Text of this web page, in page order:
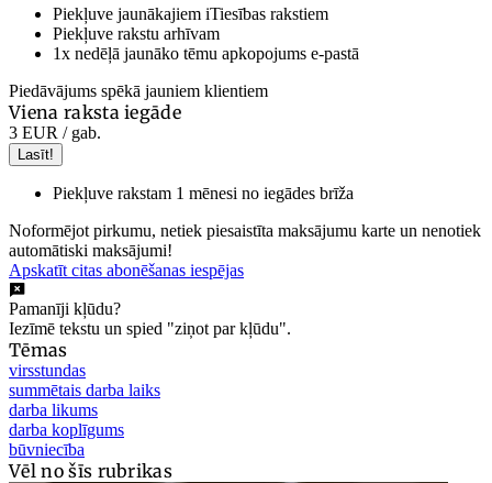
Piekļuve jaunākajiem iTiesības rakstiem
Piekļuve rakstu arhīvam
1x nedēļā jaunāko tēmu apkopojums e-pastā
Piedāvājums spēkā jauniem klientiem
Viena raksta iegāde
3 EUR / gab.
Lasīt!
Piekļuve rakstam 1 mēnesi no iegādes brīža
Noformējot pirkumu, netiek piesaistīta maksājumu karte un nenotiek
automātiski maksājumi!
Apskatīt citas abonēšanas iespējas
Pamanīji kļūdu?
Iezīmē tekstu un spied "ziņot par kļūdu".
Tēmas
virsstundas
summētais darba laiks
darba likums
darba koplīgums
būvniecība
Vēl no šīs rubrikas